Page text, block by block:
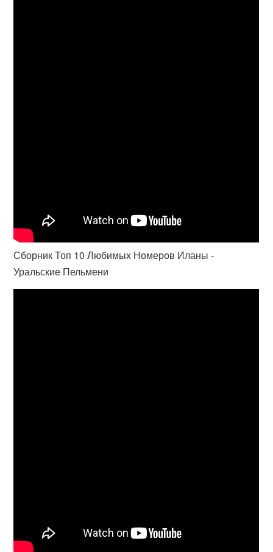
Сборник Топ 10 Любимых Номеров Иланы -
Уральские Пельмени